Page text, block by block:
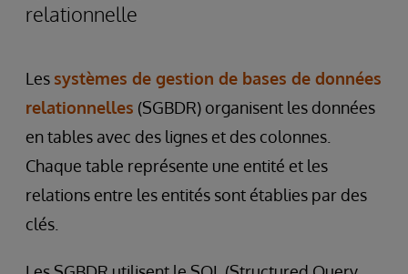
relationnelle
Les systèmes de gestion de bases de données
relationnelles (SGBDR) organisent les données
en tables avec des lignes et des colonnes.
Chaque table représente une entité et les
relations entre les entités sont établies par des
clés.